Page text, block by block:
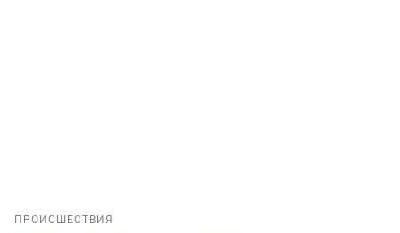
ПРОИСШЕСТВИЯ